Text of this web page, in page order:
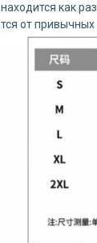
как
от привычных